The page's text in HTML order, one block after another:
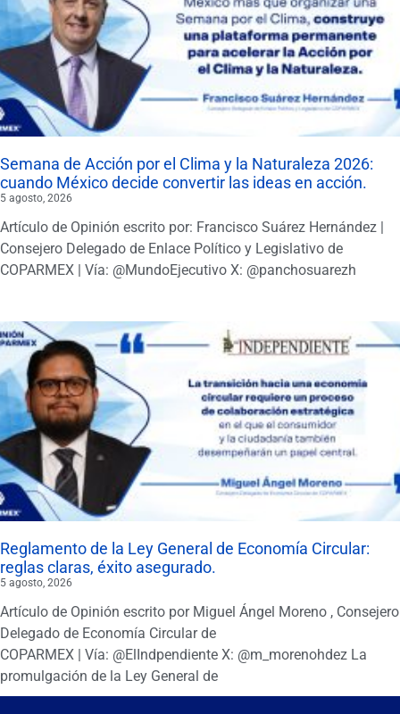
Semana de Acción por el Clima y la Naturaleza 2026:
cuando México decide convertir las ideas en acción.
5 agosto, 2026
Artículo de Opinión escrito por: Francisco Suárez Hernández |
Consejero Delegado de Enlace Político y Legislativo de
COPARMEX | Vía: @MundoEjecutivo X: @panchosuarezh
Reglamento de la Ley General de Economía Circular:
reglas claras, éxito asegurado.
5 agosto, 2026
Artículo de Opinión escrito por Miguel Ángel Moreno , Consejero
Delegado de Economía Circular de
COPARMEX | Vía: @ElIndpendiente X: @m_morenohdez La
promulgación de la Ley General de